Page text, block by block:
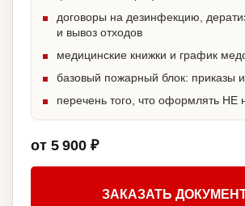
договоры на дезинфекцию,
и вывоз отходов
медицинские книжки и график
базовый пожарный блок: приказы и
перечень того, что оформлять НЕ
от 5 900 ₽
ЗАКАЗАТЬ